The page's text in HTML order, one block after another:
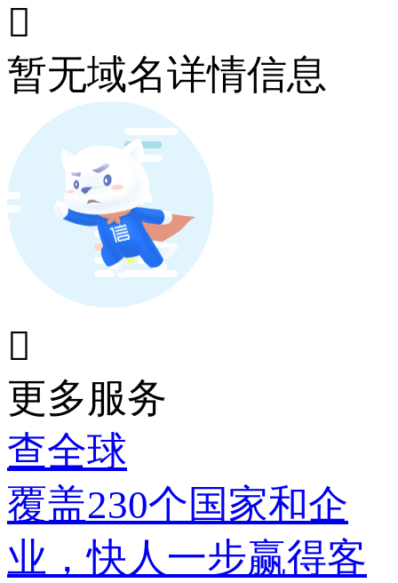

暂无域名详情信息

更多服务
查全球
覆盖230个国家和企
业，快人一步赢得客